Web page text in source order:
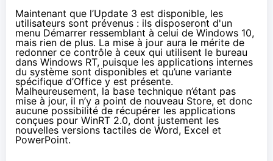
Maintenant que l’Update 3 est disponible, les
utilisateurs sont prévenus : ils disposeront d'un
menu Démarrer ressemblant à celui de Windows 10,
mais rien de plus. La mise à jour aura le mérite de
redonner ce contrôle à ceux qui utilisent le bureau
dans Windows RT, puisque les applications internes
du système sont disponibles et qu’une variante
spécifique d’Office y est présente.
Malheureusement, la base technique n’étant pas
mise à jour, il n’y a point de nouveau Store, et donc
aucune possibilité de récupérer les applications
conçues pour WinRT 2.0, dont justement les
nouvelles versions tactiles de Word, Excel et
PowerPoint.